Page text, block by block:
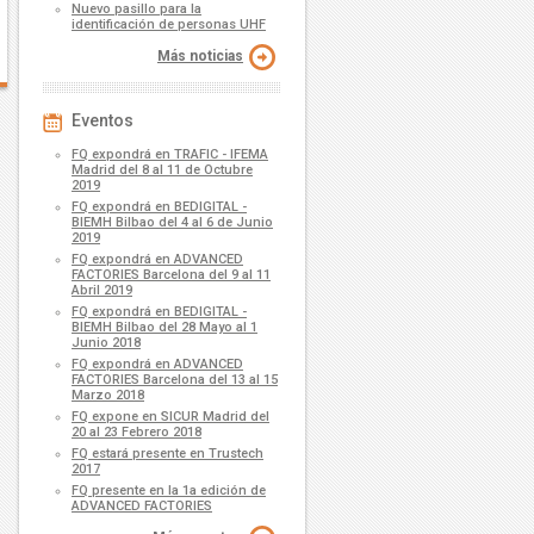
Nuevo pasillo para la
identificación de personas UHF
Más noticias
Eventos
FQ expondrá en TRAFIC - IFEMA
Madrid del 8 al 11 de Octubre
2019
FQ expondrá en BEDIGITAL -
BIEMH Bilbao del 4 al 6 de Junio
2019
FQ expondrá en ADVANCED
FACTORIES Barcelona del 9 al 11
Abril 2019
FQ expondrá en BEDIGITAL -
BIEMH Bilbao del 28 Mayo al 1
Junio 2018
FQ expondrá en ADVANCED
FACTORIES Barcelona del 13 al 15
Marzo 2018
FQ expone en SICUR Madrid del
20 al 23 Febrero 2018
FQ estará presente en Trustech
2017
FQ presente en la 1a edición de
ADVANCED FACTORIES